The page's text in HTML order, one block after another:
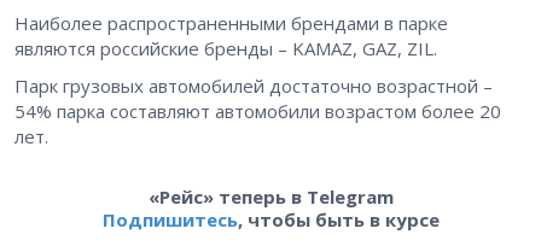
Наиболее распространенными брендами в парке
являются российские бренды – KAMAZ, GAZ, ZIL.
Парк грузовых автомобилей достаточно возрастной –
54% парка составляют автомобили возрастом более 20
лет.
«Рейс» теперь в Telegram
Подпишитесь, чтобы быть в курсе